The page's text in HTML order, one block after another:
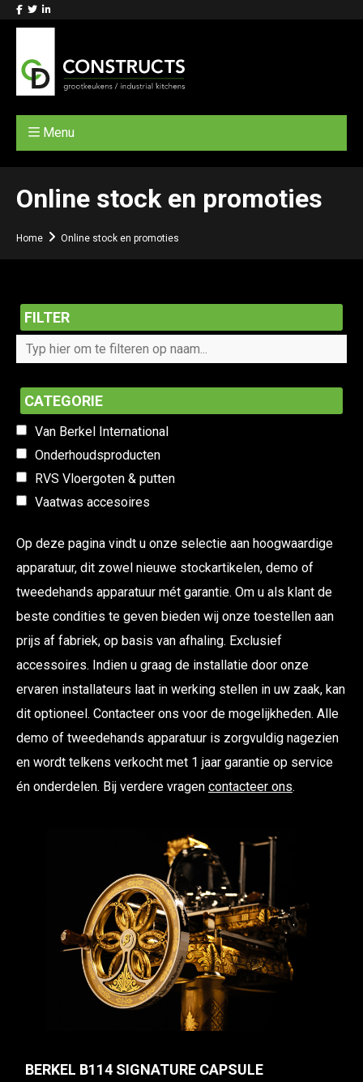
Menu
Online stock en promoties
Home Online stock en promoties
FILTER
CATEGORIE
Van Berkel International
Onderhoudsproducten
RVS Vloergoten & putten
Vaatwas accesoires
Op deze pagina vindt u onze selectie aan hoogwaardige
apparatuur, dit zowel nieuwe stockartikelen, demo of
tweedehands apparatuur mét garantie. Om u als klant de
beste condities te geven bieden wij onze toestellen aan
prijs af fabriek, op basis van afhaling. Exclusief
accessoires. Indien u graag de installatie door onze
ervaren installateurs laat in werking stellen in uw zaak, kan
dit optioneel. Contacteer ons voor de mogelijkheden. Alle
demo of tweedehands apparatuur is zorgvuldig nagezien
en wordt telkens verkocht met 1 jaar garantie op service
én onderdelen. Bij verdere vragen contacteer ons.
BERKEL B114 SIGNATURE CAPSULE